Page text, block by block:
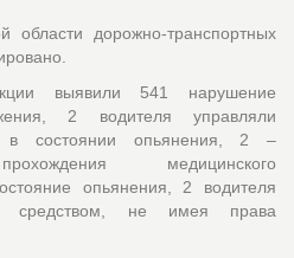
области дорожно-транспортных
выявили 541 нарушение
2 водителя управляли
в состоянии опьянения, 2 –
медицинского
опьянения, 2 водителя
средством, не имея права